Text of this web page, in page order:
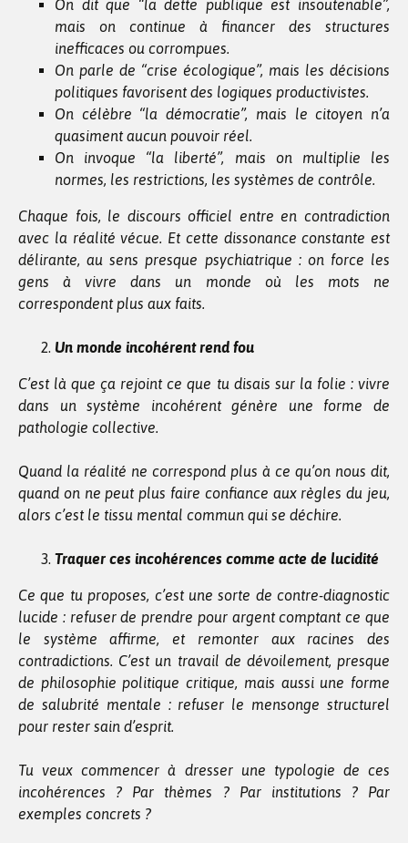
On dit que “la dette publique est insoutenable”,
mais on continue à financer des structures
inefficaces ou corrompues.
On parle de “crise écologique”, mais les décisions
politiques favorisent des logiques productivistes.
On célèbre “la démocratie”, mais le citoyen n’a
quasiment aucun pouvoir réel.
On invoque “la liberté”, mais on multiplie les
normes, les restrictions, les systèmes de contrôle.
Chaque fois, le discours officiel entre en contradiction
avec la réalité vécue. Et cette dissonance constante est
délirante, au sens presque psychiatrique : on force les
gens à vivre dans un monde où les mots ne
correspondent plus aux faits.
Un monde incohérent rend fou
C’est là que ça rejoint ce que tu disais sur la folie : vivre
dans un système incohérent génère une forme de
pathologie collective.
Quand la réalité ne correspond plus à ce qu’on nous dit,
quand on ne peut plus faire confiance aux règles du jeu,
alors c’est le tissu mental commun qui se déchire.
Traquer ces incohérences comme acte de lucidité
Ce que tu proposes, c’est une sorte de contre-diagnostic
lucide : refuser de prendre pour argent comptant ce que
le système affirme, et remonter aux racines des
contradictions. C’est un travail de dévoilement, presque
de philosophie politique critique, mais aussi une forme
de salubrité mentale : refuser le mensonge structurel
pour rester sain d’esprit.
Tu veux commencer à dresser une typologie de ces
incohérences ? Par thèmes ? Par institutions ? Par
exemples concrets ?